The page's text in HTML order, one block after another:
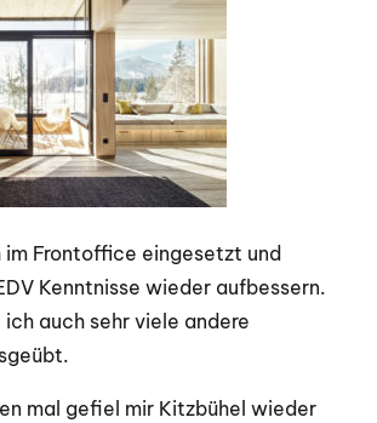
Frontoffice eingesetzt und
Kenntnisse wieder aufbessern.
auch sehr viele andere
mal gefiel mir Kitzbühel wieder